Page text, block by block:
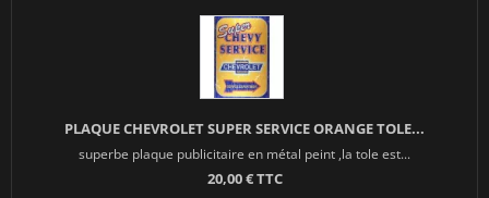
PLAQUE CHEVROLET SUPER SERVICE ORANGE TOLE...
superbe plaque publicitaire en métal peint ,la tole est...
20,00 € TTC